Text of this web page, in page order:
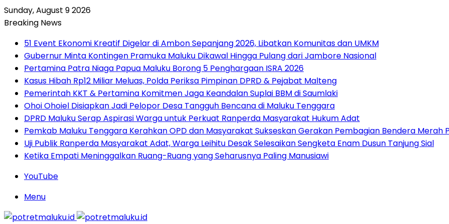
Sunday, August 9 2026
Breaking News
51 Event Ekonomi Kreatif Digelar di Ambon Sepanjang 2026, Libatkan Komunitas dan UMKM
Gubernur Minta Kontingen Pramuka Maluku Dikawal Hingga Pulang dari Jambore Nasional
Pertamina Patra Niaga Papua Maluku Borong 5 Penghargaan ISRA 2026
Kasus Hibah Rp12 Miliar Meluas, Polda Periksa Pimpinan DPRD & Pejabat Malteng
Pemerintah KKT & Pertamina Komitmen Jaga Keandalan Suplai BBM di Saumlaki
Ohoi Ohoiel Disiapkan Jadi Pelopor Desa Tangguh Bencana di Maluku Tenggara
DPRD Maluku Serap Aspirasi Warga untuk Perkuat Ranperda Masyarakat Hukum Adat
Pemkab Maluku Tenggara Kerahkan OPD dan Masyarakat Sukseskan Gerakan Pembagian Bendera Merah
Uji Publik Ranperda Masyarakat Adat, Warga Leihitu Desak Selesaikan Sengketa Enam Dusun Tanjung Sial
Ketika Empati Meninggalkan Ruang-Ruang yang Seharusnya Paling Manusiawi
YouTube
Menu